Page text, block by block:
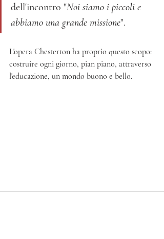
dell'incontro "Noi siamo i piccoli e
abbiamo una grande missione".
L'opera Chesterton ha proprio questo scopo:
costruire ogni giorno, pian piano, attraverso
l'educazione, un mondo buono e bello.